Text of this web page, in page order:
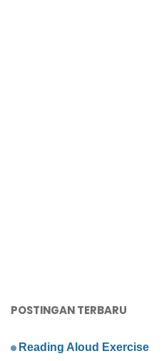
POSTINGAN TERBARU
Reading Aloud Exercise